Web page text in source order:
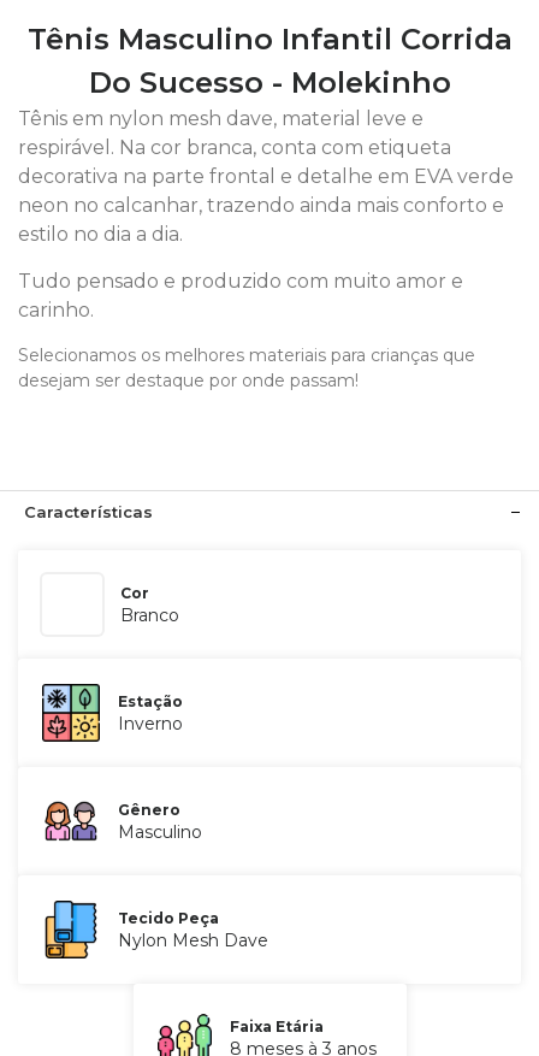
Tênis Masculino Infantil Corrida
Do Sucesso - Molekinho
Tênis em nylon mesh dave, material leve e
respirável. Na cor branca, conta com etiqueta
decorativa na parte frontal e detalhe em EVA verde
neon no calcanhar, trazendo ainda mais conforto e
estilo no dia a dia.
Tudo pensado e produzido com muito amor e
carinho.
Selecionamos os melhores materiais para crianças que
desejam ser destaque por onde passam!
Características
Cor
Branco
Estação
Inverno
Gênero
Masculino
Tecido Peça
Nylon Mesh Dave
Faixa Etária
8 meses à 3 anos